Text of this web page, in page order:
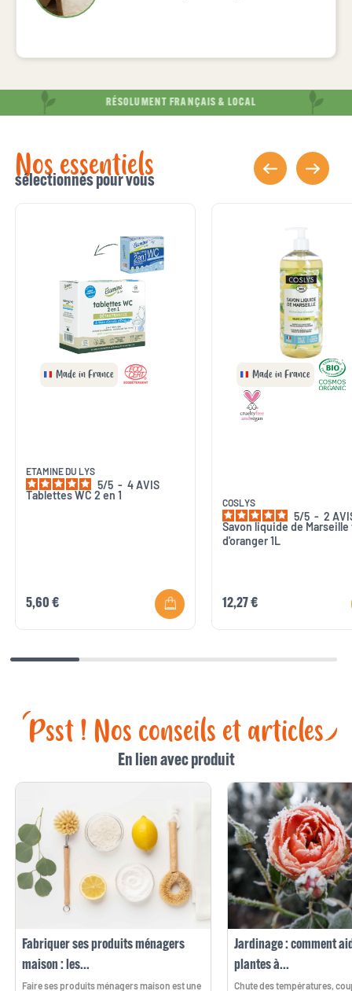
RÉSOLUMENT FRANÇAIS & LOCAL
Nos essentiels
sélectionnés pour vous
Made in France
ETAMINE DU LYS
5/5 - 4AVIS
Tablettes WC 2 en 1
5,60 €
Made in France
COSLYS
5/5 - 2
Savon liquide de
d'oranger 1L
12,27 €
Psst ! Nos conseils et articles
En lien avec produit
Fabriquer ses produits ménagers
maison : les...
Faire ses produits ménagers maison est une
Jardinage : comment
plantes à...
Chute des températures,